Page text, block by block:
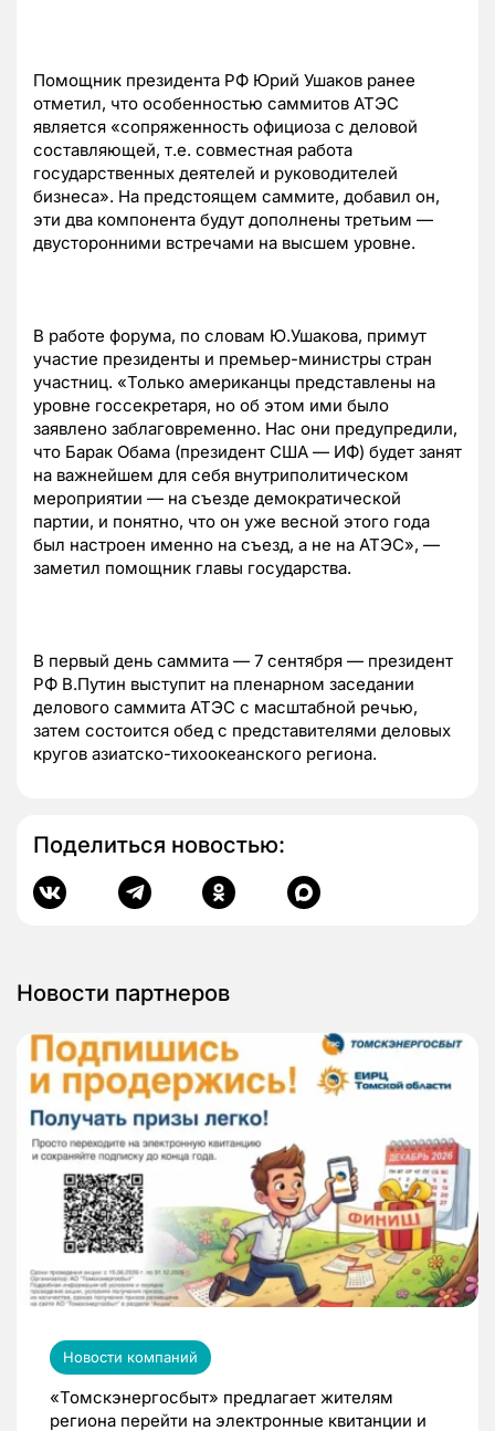
Помощник президента РФ Юрий Ушаков ранее
отметил, что особенностью саммитов АТЭС
является «сопряженность официоза с деловой
составляющей, т.е. совместная работа
государственных деятелей и руководителей
бизнеса». На предстоящем саммите, добавил он,
эти два компонента будут дополнены третьим —
двусторонними встречами на высшем уровне.
В работе форума, по словам Ю.Ушакова, примут
участие президенты и премьер-министры стран
участниц. «Только американцы представлены на
уровне госсекретаря, но об этом ими было
заявлено заблаговременно. Нас они предупредили,
что Барак Обама (президент США — ИФ) будет занят
на важнейшем для себя внутриполитическом
мероприятии — на съезде демократической
партии, и понятно, что он уже весной этого года
был настроен именно на съезд, а не на АТЭС», —
заметил помощник главы государства.
В первый день саммита — 7 сентября — президент
РФ В.Путин выступит на пленарном заседании
делового саммита АТЭС с масштабной речью,
затем состоится обед с представителями деловых
кругов азиатско-тихоокеанского региона.
Поделиться новостью:
Новости партнеров
Новости компаний
«Томскэнергосбыт» предлагает жителям
региона перейти на электронные квитанции и